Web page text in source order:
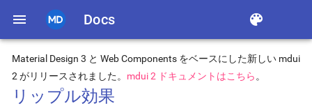
menu Docs color_lens
Material Design 3 と Web Components をベースにした新しい mdui
2 がリリースされました。 mdui 2 ドキュメントはこちら 。
リップル効果